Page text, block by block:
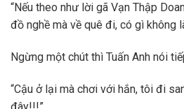
“Nếu theo như lời gã Vạn Thập
đồ nghề mà về quê đi, có gì không
Ngừng một chút thì Tuấn Anh nói
“Cậu ở lại mà chơi với hắn, tôi đi
đây!!!”